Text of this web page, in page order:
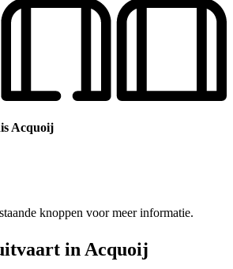
Acquoij
knoppen voor meer informatie.
in Acquoij